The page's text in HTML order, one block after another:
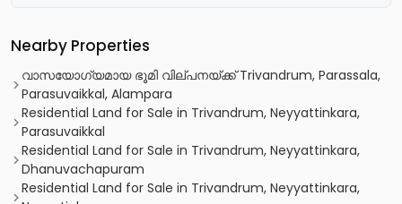
Nearby Properties
വാസയോഗ്യമായ ഭൂമി വില്പനയ്ക്ക് Trivandrum, Parassala,
Parasuvaikkal, Alampara
Residential Land for Sale in Trivandrum, Neyyattinkara,
Parasuvaikkal
Residential Land for Sale in Trivandrum, Neyyattinkara,
Dhanuvachapuram
Residential Land for Sale in Trivandrum, Neyyattinkara,